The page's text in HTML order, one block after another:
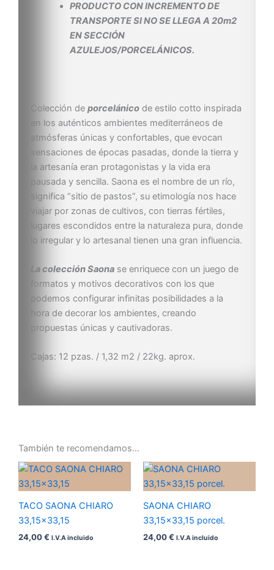
PRODUCTO CON INCREMENTO DE
TRANSPORTE SI NO SE LLEGA A 20m2
EN SECCIÓN
AZULEJOS/PORCELÁNICOS.
Colección de porcelánico de estilo cotto inspirada
en los auténticos ambientes mediterráneos de
atmósferas únicas y confortables, que evocan
sensaciones de épocas pasadas, donde la tierra y
la artesanía eran protagonistas y la vida era
pausada y sencilla. Saona es el nombre de un río,
significa “sitio de pastos”, su etimología nos hace
viajar por zonas de cultivos, con tierras fértiles,
lugares escondidos entre la naturaleza pura, donde
lo irregular y lo artesanal tienen una gran influencia.
La colección Saona se enriquece con un juego de
formatos y motivos decorativos con los que
podemos configurar infinitas posibilidades a la
hora de decorar los ambientes, creando
propuestas únicas y cautivadoras.
Cajas: 12 pzas. / 1,32 m2 / 22kg. aprox.
También te recomendamos…
TACO SAONA CHIARO
33,15×33,15
24,00€ I.V.A incluido
SAONA CHIARO
33,15×33,15 porcel.
24,00€ I.V.A incluido